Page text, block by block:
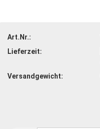
Art.Nr.:
Lieferzeit:
Versandgewicht: